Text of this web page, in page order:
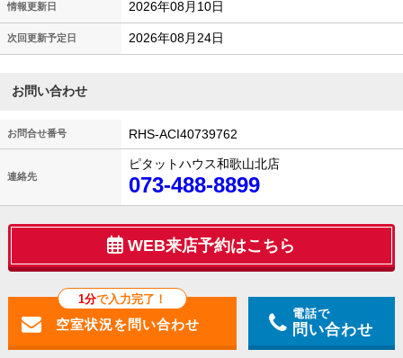
情報更新日 2026年08月10日
次回更新予定日 2026年08月24日
お問い合わせ
お問合せ番号 RHS-ACI40739762
連絡先
ピタットハウス和歌山北店
073-488-8899
WEB来店予約はこちら
1分で入力完了！
電話で
問い合わせ